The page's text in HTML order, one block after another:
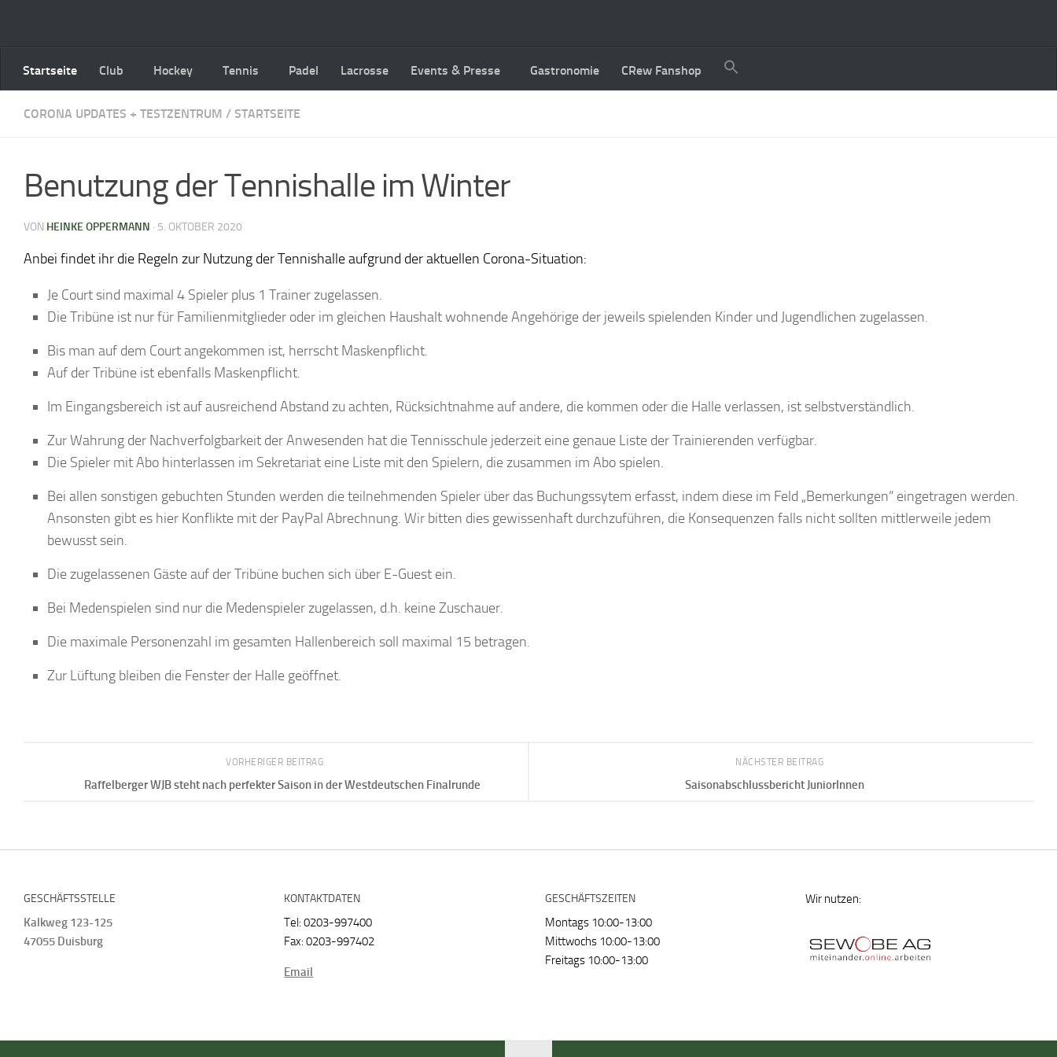
Startseite Club Hockey Tennis Padel Lacrosse Events & Presse Gastronomie CRew Fanshop
CORONA UPDATES + TESTZENTRUM / STARTSEITE
Benutzung der Tennishalle im Winter
VON HEINKE OPPERMANN · 5. OKTOBER 2020
Anbei findet ihr die Regeln zur Nutzung der Tennishalle aufgrund der aktuellen Corona-Situation:
Je Court sind maximal 4 Spieler plus 1 Trainer zugelassen.
Die Tribüne ist nur für Familienmitglieder oder im gleichen Haushalt wohnende Angehörige der jeweils spielenden Kinder und Jugendlichen zugelassen.
Bis man auf dem Court angekommen ist, herrscht Maskenpflicht.
Auf der Tribüne ist ebenfalls Maskenpflicht.
Im Eingangsbereich ist auf ausreichend Abstand zu achten, Rücksichtnahme auf andere, die kommen oder die Halle verlassen, ist selbstverständlich.
Zur Wahrung der Nachverfolgbarkeit der Anwesenden hat die Tennisschule jederzeit eine genaue Liste der Trainierenden verfügbar.
Die Spieler mit Abo hinterlassen im Sekretariat eine Liste mit den Spielern, die zusammen im Abo spielen.
Bei allen sonstigen gebuchten Stunden werden die teilnehmenden Spieler über das Buchungssytem erfasst, indem diese im Feld „Bemerkungen“ eingetragen werden.
Ansonsten gibt es hier Konflikte mit der PayPal Abrechnung. Wir bitten dies gewissenhaft durchzuführen, die Konsequenzen falls nicht sollten mittlerweile jedem
bewusst sein.
Die zugelassenen Gäste auf der Tribüne buchen sich über E-Guest ein.
Bei Medenspielen sind nur die Medenspieler zugelassen, d.h. keine Zuschauer.
Die maximale Personenzahl im gesamten Hallenbereich soll maximal 15 betragen.
Zur Lüftung bleiben die Fenster der Halle geöffnet.
NÄCHSTER BEITRAG
Saisonabschlussbericht JuniorInnen
VORHERIGER BEITRAG
Raffelberger WJB steht nach perfekter Saison in der Westdeutschen Finalrunde
GESCHÄFTSSTELLE
Kalkweg 123-125
47055 Duisburg
KONTAKTDATEN
Tel: 0203-997400
Fax: 0203-997402
Email
GESCHÄFTSZEITEN
Montags 10:00-13:00
Mittwochs 10:00-13:00
Freitags 10:00-13:00
Wir nutzen: